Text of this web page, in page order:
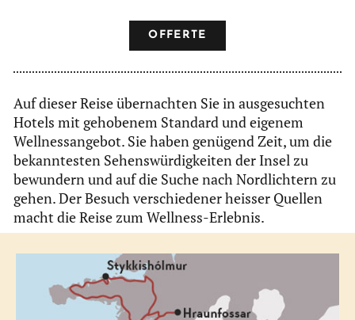
OFFERTE
Auf dieser Reise übernachten Sie in ausgesuchten
Hotels mit gehobenem Standard und eigenem
Wellnessangebot. Sie haben genügend Zeit, um die
bekanntesten Sehenswürdigkeiten der Insel zu
bewundern und auf die Suche nach Nordlichtern zu
gehen. Der Besuch verschiedener heisser Quellen
macht die Reise zum Wellness-Erlebnis.